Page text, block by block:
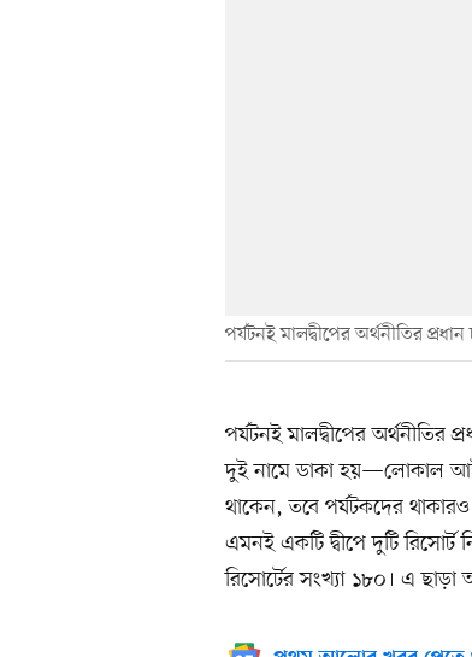
পর্যটনই মালদ্বীপের অর্থনীতির
পর্যটনই মালদ্বীপের অর্থনীতির
দুই নামে ডাকা হয়—লোকাল
থাকেন, তবে পর্যটকদের
এমনই একটি দ্বীপে দুটি রিসোর্ট
রিসোর্টের সংখ্যা ১৮০। এ